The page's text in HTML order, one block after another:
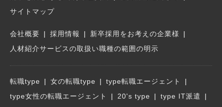
サイトマップ
会社概要 採用情報
新卒採用をお考えの企業様
人材紹介サービスの取扱い職種の範囲の明示
転職type 女の転職type
type転職エージェント
type女性の転職エージェント
20's type type IT派遣